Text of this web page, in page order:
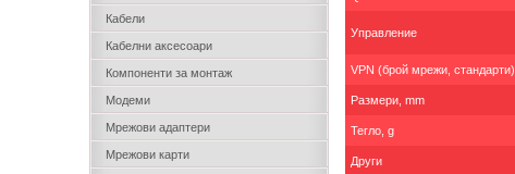
Кабели
Кабелни аксесоари
Компоненти за монтаж
Модеми
Мрежови адаптери
Мрежови карти
Управление
VPN (брой мрежи, стандарти)
Размери, mm
Тегло, g
Други